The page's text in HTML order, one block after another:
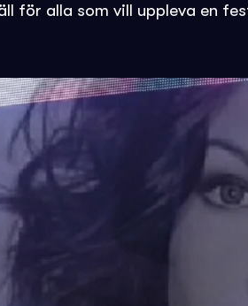
för alla som vill uppleva en